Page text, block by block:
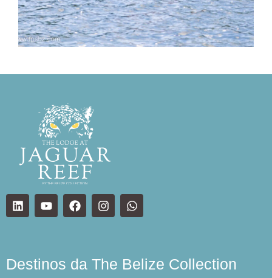
Destinos da The Belize Collection